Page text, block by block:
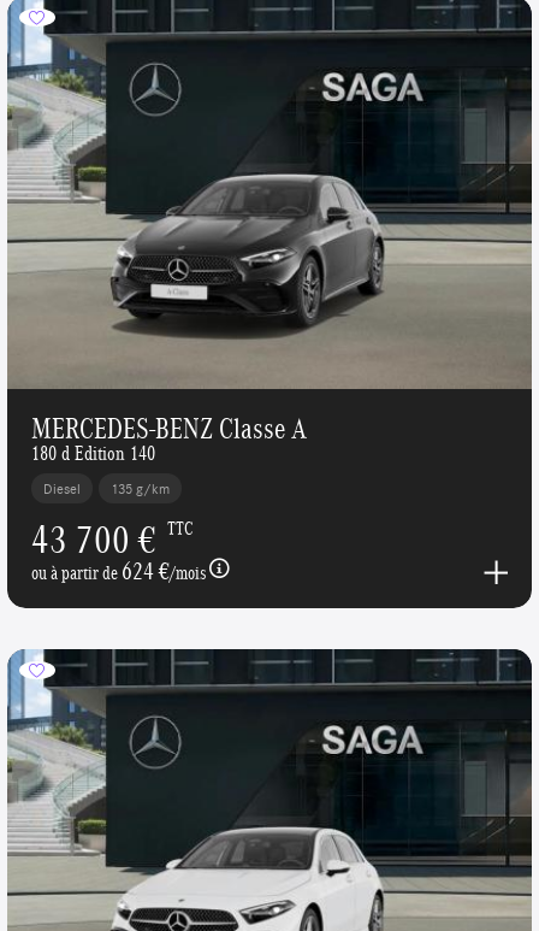
MERCEDES-BENZ Classe A
180 d Edition 140
Diesel 135 g/km
43 700 € TTC
ou à partir de624 €/mois